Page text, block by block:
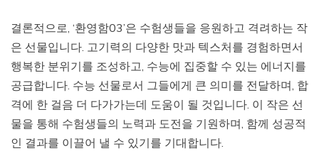
결론적으로, ‘환영함03’은 수험생들을 응원하고 격려하는 작
은 선물입니다. 고기력의 다양한 맛과 텍스처를 경험하면서
행복한 분위기를 조성하고, 수능에 집중할 수 있는 에너지를
공급합니다. 수능 선물로서 그들에게 큰 의미를 전달하며, 합
격에 한 걸음 더 다가가는데 도움이 될 것입니다. 이 작은 선
물을 통해 수험생들의 노력과 도전을 기원하며, 함께 성공적
인 결과를 이끌어 낼 수 있기를 기대합니다.